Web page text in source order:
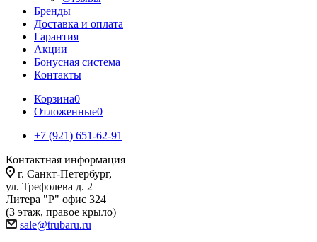
Бренды
Доставка и оплата
Гарантия
Акции
Бонусная система
Контакты
Корзина0
Отложенные0
+7 (921) 651-62-91
Контактная информация
г. Санкт-Петербург,
ул. Трефолева д. 2
Литера "Р" офис 324
(3 этаж, правое крыло)
sale@trubaru.ru